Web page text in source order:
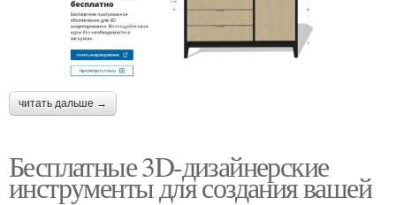
читать дальше →
Бесплатные 3D-дизайнерские
инструменты для создания вашей